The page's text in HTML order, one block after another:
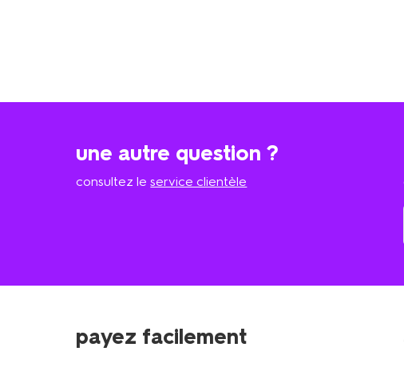
une autre question ?
consultez leservice clientèle
payez facilement